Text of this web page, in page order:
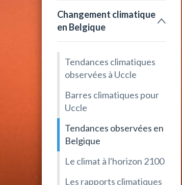
Changement climatique
en Belgique
Tendances climatiques
observées à Uccle
Barres climatiques pour
Uccle
Tendances observées en
Belgique
Le climat à l'horizon 2100
Les rapports climatiques